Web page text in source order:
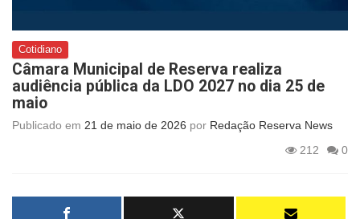
Cotidiano
Câmara Municipal de Reserva realiza
audiência pública da LDO 2027 no dia 25 de
maio
Publicado em 21 de maio de 2026 por Redação Reserva News
212
0